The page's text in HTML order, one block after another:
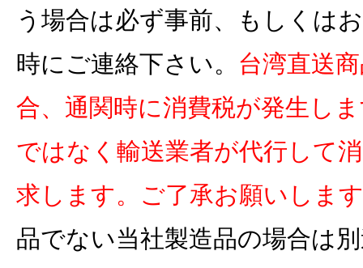
う場合は必ず事前、もしくは
時にご連絡下さい。 台湾直送
合、通関時に消費税が発生し
ではなく輸送業者が代行して
求します。ご了承お願いしま
品でない当社製造品の場合は